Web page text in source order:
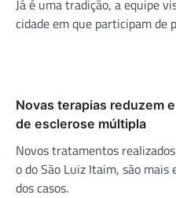
Já é uma tradição, a equipe
cidade em que participam de
Novas terapias reduzem
de esclerose múltipla
Novos tratamentos
o do São Luiz Itaim, são
dos casos.